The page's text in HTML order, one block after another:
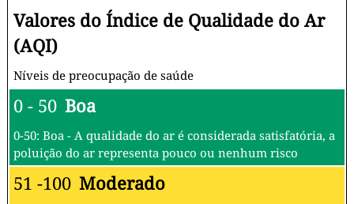
Valores do Índice de Qualidade do Ar
(AQI)
Níveis de preocupação de saúde
0 - 50 Boa
0-50: Boa - A qualidade do ar é considerada satisfatória, a
poluição do ar representa pouco ou nenhum risco
51 -100 Moderado